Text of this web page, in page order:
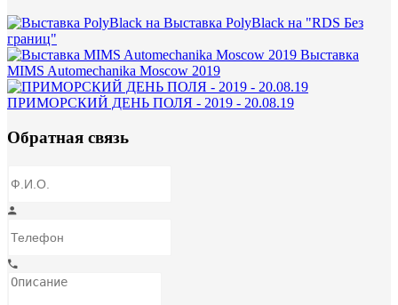
Выставка PolyBlack на "RDS Без
границ"
Выставка
MIMS Automechanika Moscow 2019
ПРИМОРСКИЙ ДЕНЬ ПОЛЯ - 2019 - 20.08.19
Обратная связь